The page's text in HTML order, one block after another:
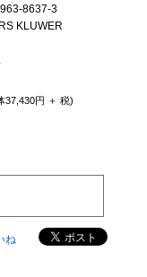
8637-3
KLUWER
37,430円 ＋ 税)
ね